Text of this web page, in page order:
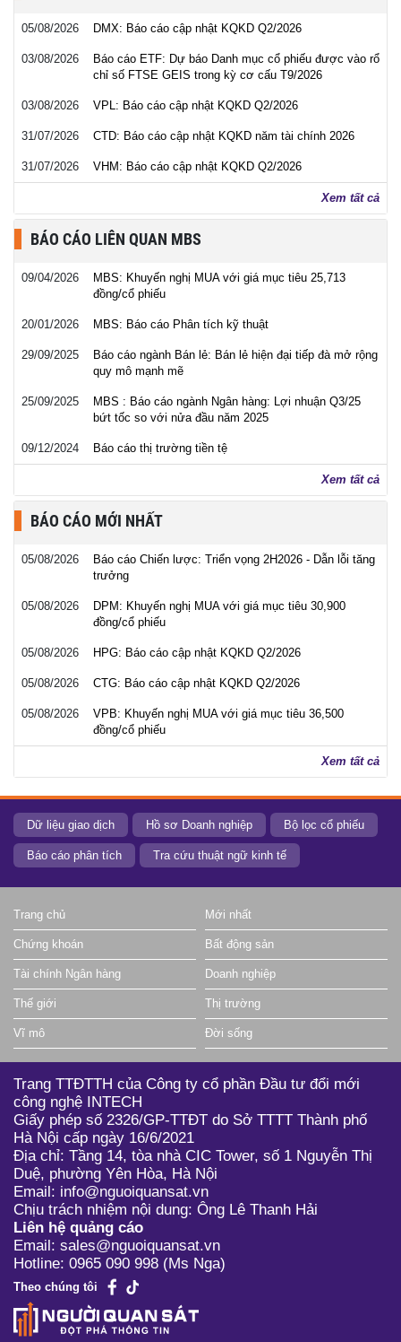
05/08/2026 DMX: Báo cáo cập nhật KQKD Q2/2026
03/08/2026
Báo cáo ETF: Dự báo Danh mục cổ phiếu được vào rổ
chỉ số FTSE GEIS trong kỳ cơ cấu T9/2026
03/08/2026 VPL: Báo cáo cập nhật KQKD Q2/2026
31/07/2026 CTD: Báo cáo cập nhật KQKD năm tài chính 2026
31/07/2026 VHM: Báo cáo cập nhật KQKD Q2/2026
Xem tất cả
BÁO CÁO LIÊN QUAN MBS
09/04/2026
MBS: Khuyến nghị MUA với giá mục tiêu 25,713
đồng/cổ phiếu
20/01/2026 MBS: Báo cáo Phân tích kỹ thuật
29/09/2025
Báo cáo ngành Bán lẻ: Bán lẻ hiện đại tiếp đà mở rộng
quy mô mạnh mẽ
25/09/2025
MBS : Báo cáo ngành Ngân hàng: Lợi nhuận Q3/25
bứt tốc so với nửa đầu năm 2025
09/12/2024 Báo cáo thị trường tiền tệ
Xem tất cả
BÁO CÁO MỚI NHẤT
05/08/2026
Báo cáo Chiến lược: Triển vọng 2H2026 - Dẫn lỗi tăng
trưởng
05/08/2026
DPM: Khuyến nghị MUA với giá mục tiêu 30,900
đồng/cổ phiếu
05/08/2026 HPG: Báo cáo cập nhật KQKD Q2/2026
05/08/2026 CTG: Báo cáo cập nhật KQKD Q2/2026
05/08/2026
VPB: Khuyến nghị MUA với giá mục tiêu 36,500
đồng/cổ phiếu
Xem tất cả
Dữ liệu giao dịch Hồ sơ Doanh nghiệp Bộ lọc cổ phiếu
Báo cáo phân tích Tra cứu thuật ngữ kinh tế
Trang chủ Mới nhất
Chứng khoán Bất động sản
Tài chính Ngân hàng Doanh nghiệp
Thế giới Thị trường
Vĩ mô Đời sống
Trang TTĐTTH của Công ty cổ phần Đầu tư đổi mới
công nghệ INTECH
Giấy phép số 2326/GP-TTĐT do Sở TTTT Thành phố
Hà Nội cấp ngày 16/6/2021
Địa chỉ: Tầng 14, tòa nhà CIC Tower, số 1 Nguyễn Thị
Duệ, phường Yên Hòa, Hà Nội
Email: info@nguoiquansat.vn
Chịu trách nhiệm nội dung: Ông Lê Thanh Hải
Liên hệ quảng cáo
Email: sales@nguoiquansat.vn
Hotline: 0965 090 998 (Ms Nga)
Theo chúng tôi